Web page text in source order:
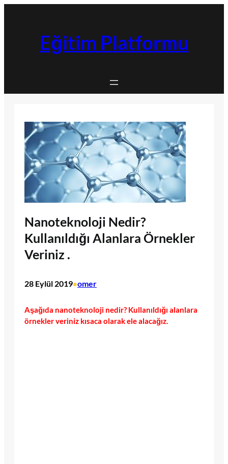
Eğitim Platformu
Nanoteknoloji Nedir?
Kullanıldığı Alanlara Örnekler
Veriniz .
28 Eylül 2019•omer
Aşağıda nanoteknoloji nedir? Kullanıldığı alanlara
örnekler veriniz kısaca olarak ele alacağız.